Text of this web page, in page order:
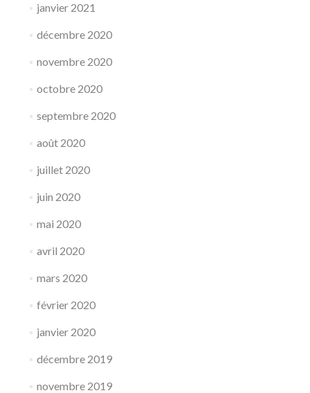
janvier 2021
décembre 2020
novembre 2020
octobre 2020
septembre 2020
août 2020
juillet 2020
juin 2020
mai 2020
avril 2020
mars 2020
février 2020
janvier 2020
décembre 2019
novembre 2019